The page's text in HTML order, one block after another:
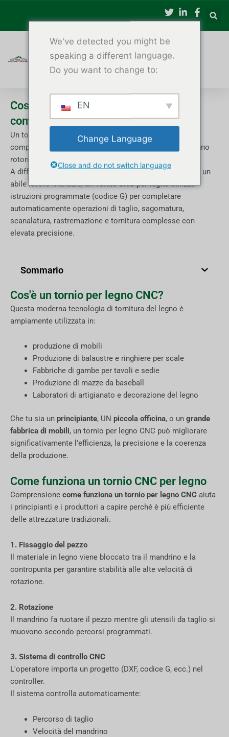
contenuto
Cos'è un tornio CNC per legno? Guida
completa per principianti e produttori
Un tornio per legno CNC è una macchina controllata da
computer, progettata per modellare e tornire pezzi di legno
rotondi o cilindrici.
A differenza di un tornio manuale per legno che richiede un
abile lavoro manuale, unTornio CNC per legnoutilizza
istruzioni programmate (codice G) per completare
automaticamente operazioni di taglio, sagomatura,
scanalatura, rastremazione e tornitura complesse con
elevata precisione.
Sommario
Cos'è un tornio per legno CNC?
Questa moderna tecnologia di tornitura del legno è
ampiamente utilizzata in:
produzione di mobili
Produzione di balaustre e ringhiere per scale
Fabbriche di gambe per tavoli e sedie
Produzione di mazze da baseball
Laboratori di artigianato e decorazione del legno
Che tu sia un principiante, UN piccola officina, o un grande
fabbrica di mobili, un tornio per legno CNC può migliorare
significativamente l'efficienza, la precisione e la coerenza
della produzione.
Come funziona un tornio CNC per legno
Comprensione come funziona un tornio per legno CNC aiuta
i principianti e i produttori a capire perché è più efficiente
delle attrezzature tradizionali.
1. Fissaggio del pezzo
Il materiale in legno viene bloccato tra il mandrino e la
contropunta per garantire stabilità alle alte velocità di
rotazione.
2. Rotazione
Il mandrino fa ruotare il pezzo mentre gli utensili da taglio si
muovono secondo percorsi programmati.
3. Sistema di controllo CNC
L'operatore importa un progetto (DXF, codice G, ecc.) nel
controller.
Il sistema controlla automaticamente:
Percorso di taglio
Velocità del mandrino
We've detected you might be
speaking a different language.
Do you want to change to:
EN
Change Language
Close and do not switch language